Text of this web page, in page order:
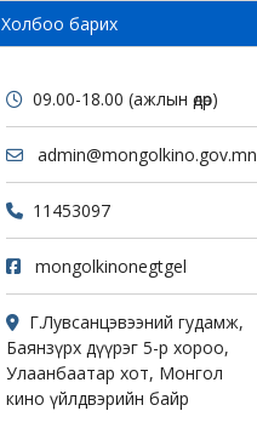
Холбоо барих
09.00-18.00 (ажлын өдөр)
admin@mongolkino.gov.mn
11453097
mongolkinonegtgel
Г.Лувсанцэвээний гудамж,
Баянзүрх дүүрэг 5-р хороо,
Улаанбаатар хот, Монгол
кино үйлдвэрийн байр